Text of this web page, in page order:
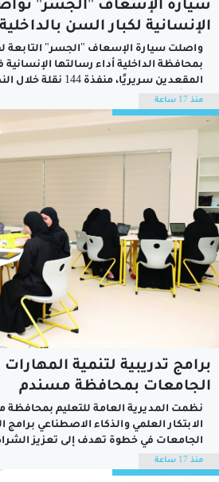
سيارة الإسعاف "الجسر"
الإنسانية لكبار السن بالداخلية
واصلت سيارة الإسعاف "الجسر" التابعة
بمحافظة الداخلية أداء رسالتها
في تأكيد على الدور المجتمعي الذي يضطلع
نقل آمنة ومهيأة للمستفيدين، وتمكينهم
المؤسسات الصحية...
منذ 17 ساعة
برامج تدريبية لتنمية المهارات
الجامعات بمحافظة مسندم
نظمت المديرية العامة للتعليم بمحافظة
الابتكار العلمي والذكاء الاصطناعي برامج
الجامعات في خطوة تهدف إلى تعزيز
العالي وتنمية قدرات الطلبة في مجالات
والتقنيات الحديثة وإعدادهم بما يتواكب
منذ 17 ساعة